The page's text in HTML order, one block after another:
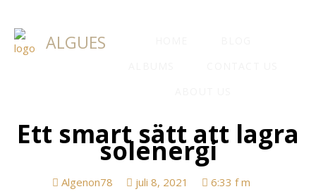
ALGUES
Ett smart sätt att lagra
solenergi
Algenon78 juli 8, 2021 6:33 f m